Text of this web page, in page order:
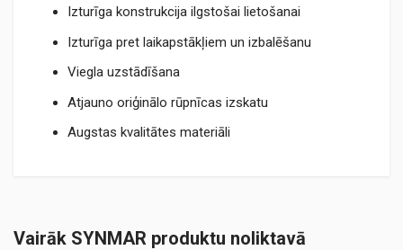
Izturīga konstrukcija ilgstošai lietošanai
Izturīga pret laikapstākļiem un izbalēšanu
Viegla uzstādīšana
Atjauno oriģinālo rūpnīcas izskatu
Augstas kvalitātes materiāli
Vairāk SYNMAR produktu noliktavā